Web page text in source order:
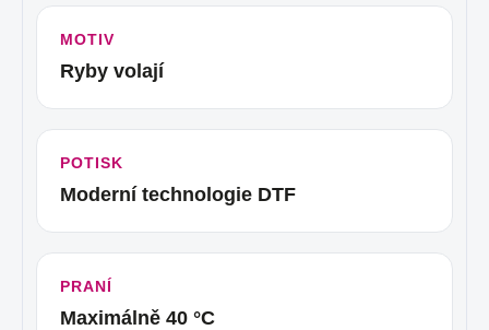
MOTIV
Ryby volají
POTISK
Moderní technologie DTF
PRANÍ
Maximálně 40 °C